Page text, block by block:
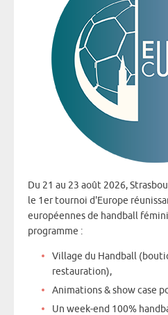
Du 21 au 23 août 2026,
le 1er tournoi d'Europe
européennes de handball
programme :
Village du Handball
restauration),
Animations & show case
Un week-end 100%